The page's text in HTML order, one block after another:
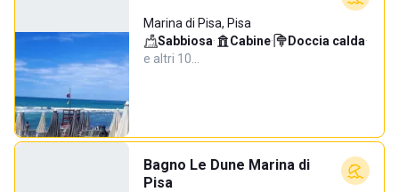
Marina di Pisa, Pisa
Sabbiosa· Cabine· Doccia calda·
e altri 10…
Bagno Le Dune Marina di
Pisa